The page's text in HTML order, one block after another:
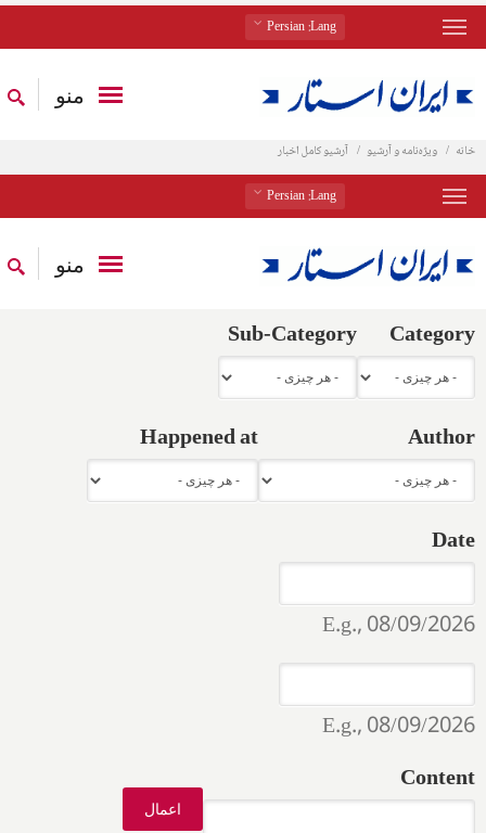
Lang
: Persian
منو
خانه ویژه‌نامه و آرشیو آرشیو کامل اخبار
Lang
: Persian
منو
Category
Sub-Category
Author
Happened at
Date
E.g., 08/09/2026
E.g., 08/09/2026
Content